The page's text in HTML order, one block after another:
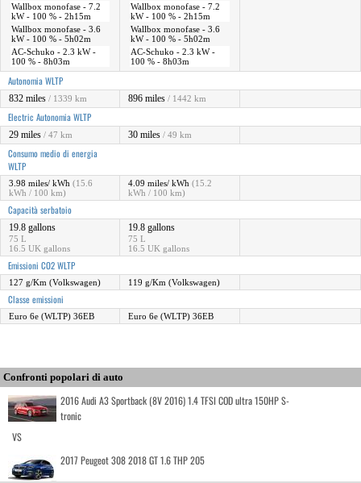
Wallbox monofase - 7.2
kW - 100 % - 2h15m
Wallbox monofase - 3.6
kW - 100 % - 5h02m
AC-Schuko - 2.3 kW -
100 % - 8h03m
Wallbox monofase - 7.2
kW - 100 % - 2h15m
Wallbox monofase - 3.6
kW - 100 % - 5h02m
AC-Schuko - 2.3 kW -
100 % - 8h03m
Autonomia WLTP
832 miles / 1339 km 896 miles / 1442 km
Electric Autonomia WLTP
29 miles / 47 km 30 miles / 49 km
Consumo medio di energia
WLTP
3.98 miles/ kWh (15.6
kWh / 100 km)
4.09 miles/ kWh (15.2
kWh / 100 km)
Capacità serbatoio
19.8 gallons
75 L
16.5 UK gallons
19.8 gallons
75 L
16.5 UK gallons
Emissioni CO2 WLTP
127 g/Km (Volkswagen) 119 g/Km (Volkswagen)
Classe emissioni
Euro 6e (WLTP) 36EB Euro 6e (WLTP) 36EB
Confronti popolari di auto
2016 Audi A3 Sportback (8V 2016) 1.4 TFSI COD ultra 150HP S-
tronic
VS
2017 Peugeot 308 2018 GT 1.6 THP 205